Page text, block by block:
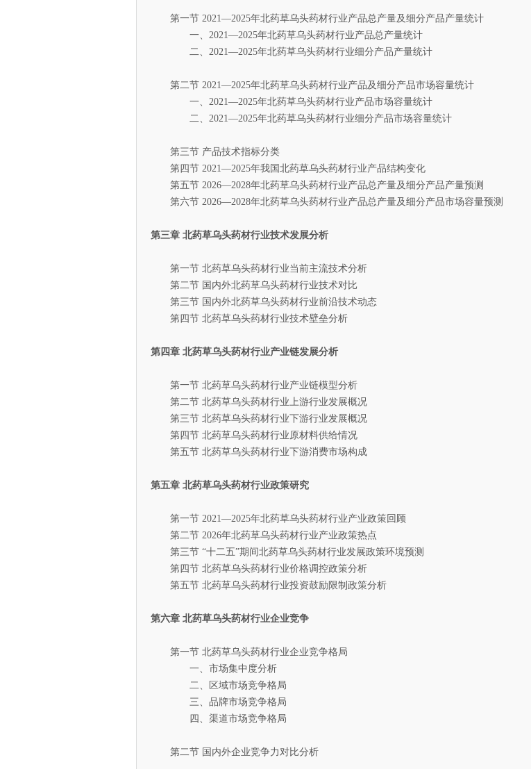
第一节 2021—2025年北药草乌头药材行业产品总产量及细分产品产量统计
一、2021—2025年北药草乌头药材行业产品总产量统计
二、2021—2025年北药草乌头药材行业细分产品产量统计
第二节 2021—2025年北药草乌头药材行业产品及细分产品市场容量统计
一、2021—2025年北药草乌头药材行业产品市场容量统计
二、2021—2025年北药草乌头药材行业细分产品市场容量统计
第三节 产品技术指标分类
第四节 2021—2025年我国北药草乌头药材行业产品结构变化
第五节 2026—2028年北药草乌头药材行业产品总产量及细分产品产量预测
第六节 2026—2028年北药草乌头药材行业产品总产量及细分产品市场容量预测
第三章 北药草乌头药材行业技术发展分析
第一节 北药草乌头药材行业当前主流技术分析
第二节 国内外北药草乌头药材行业技术对比
第三节 国内外北药草乌头药材行业前沿技术动态
第四节 北药草乌头药材行业技术壁垒分析
第四章 北药草乌头药材行业产业链发展分析
第一节 北药草乌头药材行业产业链模型分析
第二节 北药草乌头药材行业上游行业发展概况
第三节 北药草乌头药材行业下游行业发展概况
第四节 北药草乌头药材行业原材料供给情况
第五节 北药草乌头药材行业下游消费市场构成
第五章 北药草乌头药材行业政策研究
第一节 2021—2025年北药草乌头药材行业产业政策回顾
第二节 2026年北药草乌头药材行业产业政策热点
第三节 “十二五”期间北药草乌头药材行业发展政策环境预测
第四节 北药草乌头药材行业价格调控政策分析
第五节 北药草乌头药材行业投资鼓励限制政策分析
第六章 北药草乌头药材行业企业竞争
第一节 北药草乌头药材行业企业竞争格局
一、市场集中度分析
二、区域市场竞争格局
三、品牌市场竞争格局
四、渠道市场竞争格局
第二节 国内外企业竞争力对比分析